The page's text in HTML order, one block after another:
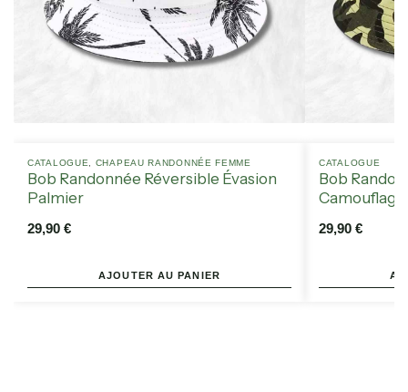
CATALOGUE CHAPEAU RANDONNÉE FEMME
Bob Randonnée Réversible Évasion
Palmier
29,90 €
AJOUTER AU PANIER
CATALOGUE
Bob
Camouflage
29,90 €